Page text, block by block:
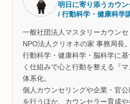
明日に寄り添うカウ
/ 行動科学・健康科学
一般社団法人マスタリーカウンセ
NPO法人クリオネの家 事務局長。
行動科学・健康科学・脳科学に
く仕組みで心と行動を整える『
体系化。
個人カウンセリングや企業・官
を行うほか、カウンセラー育成